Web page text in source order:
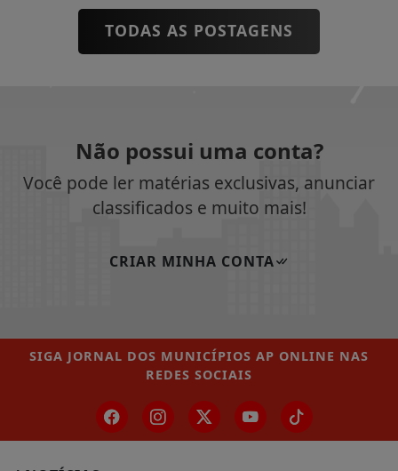
TODAS AS POSTAGENS
Não possui uma conta?
Você pode ler matérias exclusivas, anunciar
classificados e muito mais!
CRIAR MINHA CONTA
SIGA JORNAL DOS MUNICÍPIOS AP ONLINE NAS
REDES SOCIAIS